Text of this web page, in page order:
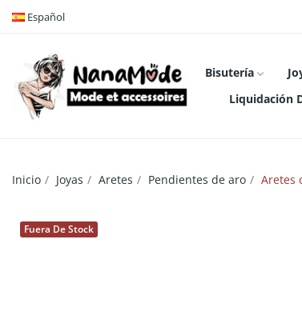
Español
Bisutería
Liquidación
Inicio Joyas Aretes Pendientes de aro Aretes
Fuera De Stock